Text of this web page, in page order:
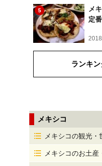
5
メ
定
ランキ
メキシコ
メキシコの観光・
メキシコのお土